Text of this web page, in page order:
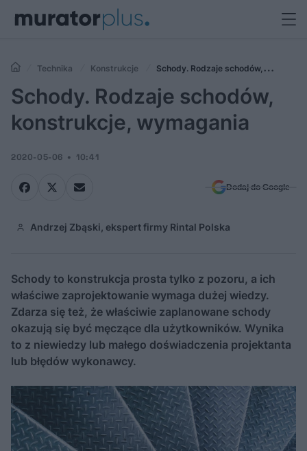
Technika Konstrukcje
Schody. Rodzaje schodów,
konstrukcje, wymagania
Schody. Rodzaje schodów,
konstrukcje, wymagania
2020-05-06 10:41
Dodaj do Google
Andrzej Zbąski, ekspert firmy Rintal Polska
Schody to konstrukcja prosta tylko z pozoru, a ich
właściwe zaprojektowanie wymaga dużej wiedzy.
Zdarza się też, że właściwie zaplanowane schody
okazują się być męczące dla użytkowników. Wynika
to z niewiedzy lub małego doświadczenia projektanta
lub błędów wykonawcy.